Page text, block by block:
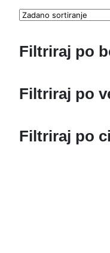
Filtriraj po
Filtriraj po
Filtriraj po